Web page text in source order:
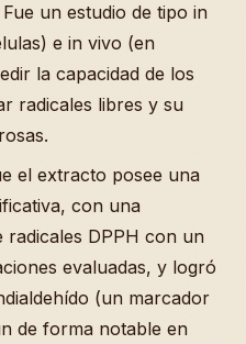
un estudio de tipo in
e in vivo (en
la capacidad de los
radicales libres y su
el extracto posee una
con una
radicales DPPH con un
evaluadas, y logró
(un marcador
de forma notable en